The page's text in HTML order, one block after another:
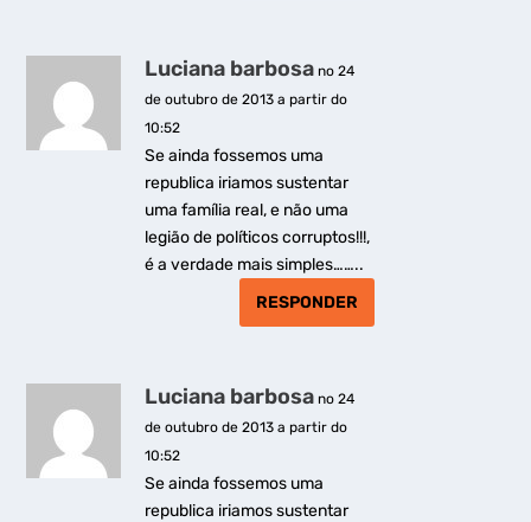
Luciana barbosa no 24
de outubro de 2013 a partir do
10:52
Se ainda fossemos uma
republica iriamos sustentar
uma família real, e não uma
legião de políticos corruptos!!!,
é a verdade mais simples……..
RESPONDER
Luciana barbosa no 24
de outubro de 2013 a partir do
10:52
Se ainda fossemos uma
republica iriamos sustentar